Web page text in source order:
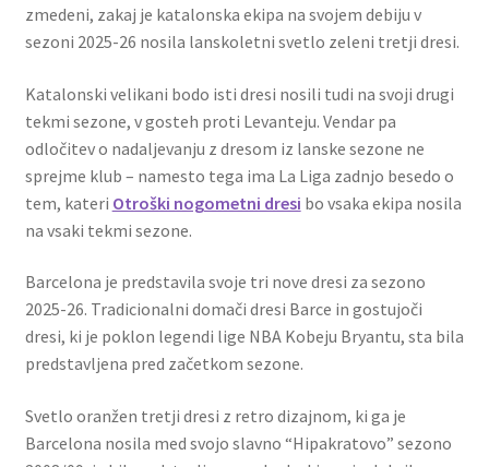
zmedeni, zakaj je katalonska ekipa na svojem debiju v
sezoni 2025-26 nosila lanskoletni svetlo zeleni tretji dresi.
Katalonski velikani bodo isti dresi nosili tudi na svoji drugi
tekmi sezone, v gosteh proti Levanteju. Vendar pa
odločitev o nadaljevanju z dresom iz lanske sezone ne
sprejme klub – namesto tega ima La Liga zadnjo besedo o
tem, kateri Otroški nogometni dresi bo vsaka ekipa nosila
na vsaki tekmi sezone.
Barcelona je predstavila svoje tri nove dresi za sezono
2025-26. Tradicionalni domači dresi Barce in gostujoči
dresi, ki je poklon legendi lige NBA Kobeju Bryantu, sta bila
predstavljena pred začetkom sezone.
Svetlo oranžen tretji dresi z retro dizajnom, ki ga je
Barcelona nosila med svojo slavno “Hipakratovo” sezono